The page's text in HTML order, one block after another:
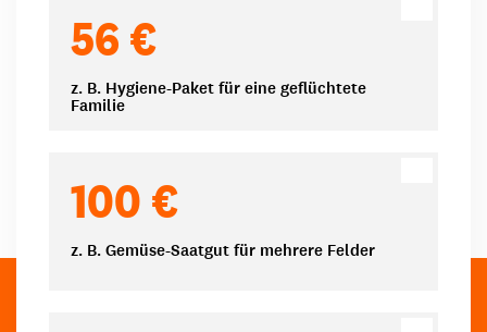
56 €
z. B. Hygiene-Paket für eine geflüchtete
Familie
100 €
z. B. Gemüse-Saatgut für mehrere Felder